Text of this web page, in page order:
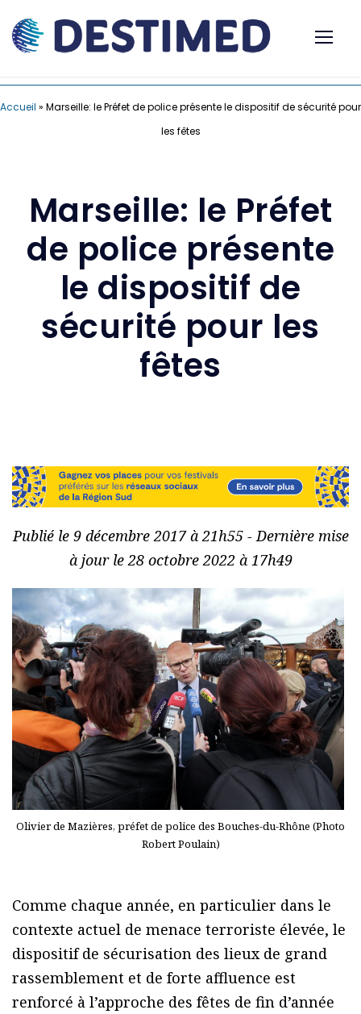
Accueil » Marseille: le Préfet de police présente le dispositif de sécurité pour
les fêtes
Marseille: le Préfet
de police présente
le dispositif de
sécurité pour les
fêtes
Publié le 9 décembre 2017 à 21h55 - Dernière mise
à jour le 28 octobre 2022 à 17h49
Olivier de Mazières, préfet de police des Bouches-du-Rhône (Photo
Robert Poulain)
Comme chaque année, en particulier dans le
contexte actuel de menace terroriste élevée, le
dispositif de sécurisation des lieux de grand
rassemblement et de forte affluence est
renforcé à l’approche des fêtes de fin d’année